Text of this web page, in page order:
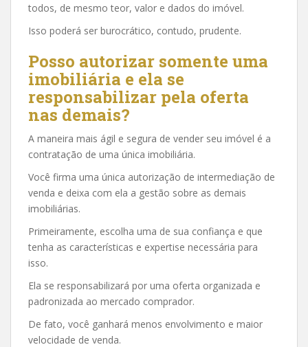
todos, de mesmo teor, valor e dados do imóvel.
Isso poderá ser burocrático, contudo, prudente.
Posso autorizar somente uma
imobiliária e ela se
responsabilizar pela oferta
nas demais?
A maneira mais ágil e segura de vender seu imóvel é a
contratação de uma única imobiliária.
Você firma uma única autorização de intermediação de
venda e deixa com ela a gestão sobre as demais
imobiliárias.
Primeiramente, escolha uma de sua confiança e que
tenha as características e expertise necessária para
isso.
Ela se responsabilizará por uma oferta organizada e
padronizada ao mercado comprador.
De fato, você ganhará menos envolvimento e maior
velocidade de venda.